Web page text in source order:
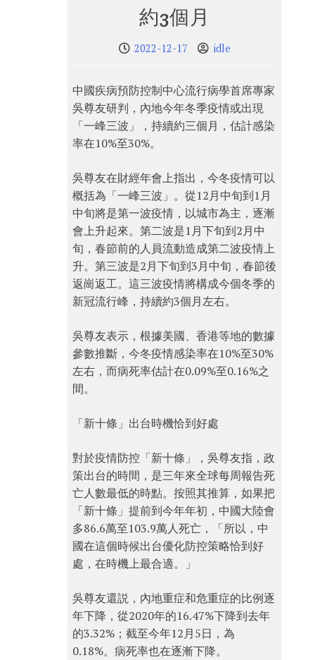
約3個月
2022-12-17 idle
中國疾病預防控制中心流行病學首席專家
吳尊友研判，內地今年冬季疫情或出現
「一峰三波」，持續約三個月，估計感染
率在10%至30%。
吳尊友在財經年會上指出，今冬疫情可以
概括為「一峰三波」。從12月中旬到1月
中旬將是第一波疫情，以城市為主，逐漸
會上升起來。第二波是1月下旬到2月中
旬，春節前的人員流動造成第二波疫情上
升。第三波是2月下旬到3月中旬，春節後
返崗返工。這三波疫情將構成今個冬季的
新冠流行峰，持續約3個月左右。
吳尊友表示，根據美國、香港等地的數據
參數推斷，今冬疫情感染率在10%至30%
左右，而病死率估計在0.09%至0.16%之
間。
「新十條」出台時機恰到好處
對於疫情防控「新十條」，吳尊友指，政
策出台的時間，是三年來全球每周報告死
亡人數最低的時點。按照其推算，如果把
「新十條」提前到今年年初，中國大陸會
多86.6萬至103.9萬人死亡，「所以，中
國在這個時候出台優化防控策略恰到好
處，在時機上最合適。」
吳尊友還説，內地重症和危重症的比例逐
年下降，從2020年的16.47%下降到去年
的3.32%；截至今年12月5日，為
0.18%。病死率也在逐漸下降。